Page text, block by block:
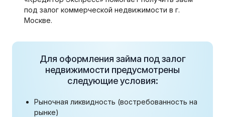
под залог коммерческой недвижимости в г.
Москве.
Для оформления займа под залог
недвижимости предусмотрены
следующие условия:
Рыночная ликвидность (востребованность на
рынке)